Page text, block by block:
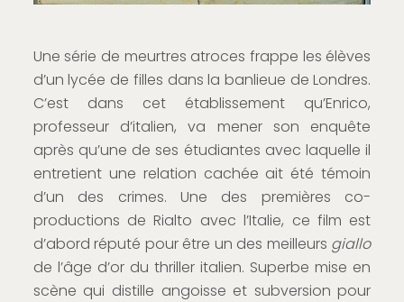
Une série de meurtres atroces frappe les élèves
d’un lycée de filles dans la banlieue de Londres.
C’est dans cet établissement qu’Enrico,
professeur d’italien, va mener son enquête
après qu’une de ses étudiantes avec laquelle il
entretient une relation cachée ait été témoin
d’un des crimes. Une des premières co-
productions de Rialto avec l’Italie, ce film est
d’abord réputé pour être un des meilleurs giallo
de l’âge d’or du thriller italien. Superbe mise en
scène qui distille angoisse et subversion pour